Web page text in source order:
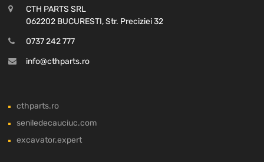
CTH PARTS SRL
062202 BUCURESTI, Str. Preciziei 32
0737 242 777
info@cthparts.ro
cthparts.ro
seniledecauciuc.com
excavator.expert